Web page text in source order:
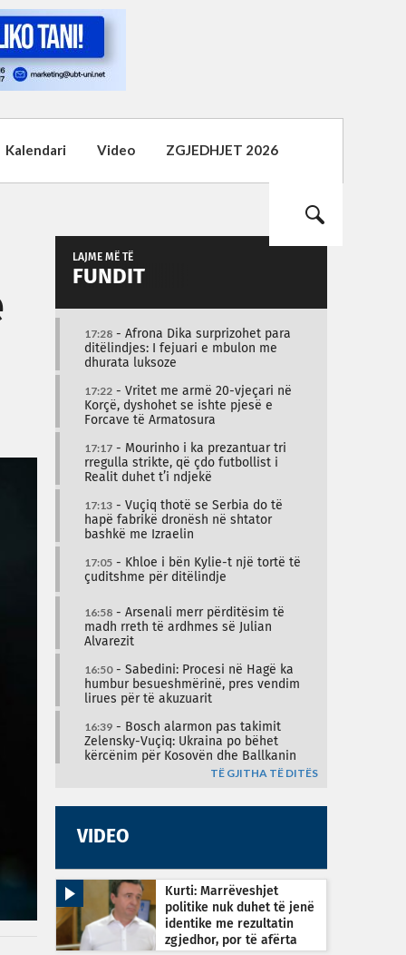
Kalendari Video ZGJEDHJET 2026
LAJME MË TË
FUNDIT
17:28 - Afrona Dika surprizohet para
ditëlindjes: I fejuari e mbulon me
dhurata luksoze
17:22 - Vritet me armë 20-vjeçari në
Korçë, dyshohet se ishte pjesë e
Forcave të Armatosura
17:17 - Mourinho i ka prezantuar tri
rregulla strikte, që çdo futbollist i
Realit duhet t’i ndjekë
17:13 - Vuçiq thotë se Serbia do të
hapë fabrikë dronësh në shtator
bashkë me Izraelin
17:05 - Khloe i bën Kylie-t një tortë të
çuditshme për ditëlindje
16:58 - Arsenali merr përditësim të
madh rreth të ardhmes së Julian
Alvarezit
16:50- Sabedini: Procesi në Hagë ka
humbur besueshmërinë, pres vendim
lirues për të akuzuarit
16:39 - Bosch alarmon pas takimit
Zelensky-Vuçiq: Ukraina po bëhet
kërcënim për Kosovën dhe Ballkanin
TË GJITHA TË DITËS
VIDEO
Kurti: Marrëveshjet
politike nuk duhet të jenë
identike me rezultatin
zgjedhor, por të afërta